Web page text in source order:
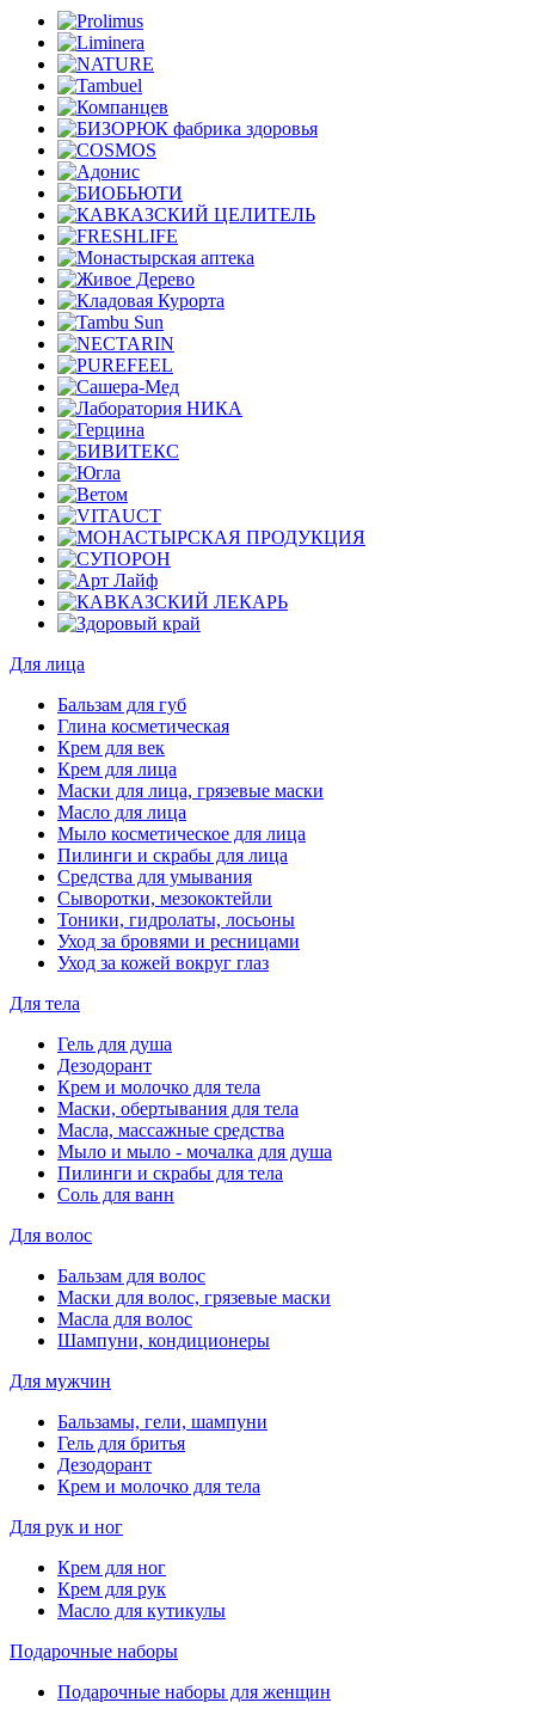
Для лица
Бальзам для губ
Глина косметическая
Крем для век
Крем для лица
Маски для лица, грязевые маски
Масло для лица
Мыло косметическое для лица
Пилинги и скрабы для лица
Средства для умывания
Сыворотки, мезококтейли
Тоники, гидролаты, лосьоны
Уход за бровями и ресницами
Уход за кожей вокруг глаз
Для тела
Гель для душа
Дезодорант
Крем и молочко для тела
Маски, обертывания для тела
Масла, массажные средства
Мыло и мыло - мочалка для душа
Пилинги и скрабы для тела
Соль для ванн
Для волос
Бальзам для волос
Маски для волос, грязевые маски
Масла для волос
Шампуни, кондиционеры
Для мужчин
Бальзамы, гели, шампуни
Гель для бритья
Дезодорант
Крем и молочко для тела
Для рук и ног
Крем для ног
Крем для рук
Масло для кутикулы
Подарочные наборы
Подарочные наборы для женщин